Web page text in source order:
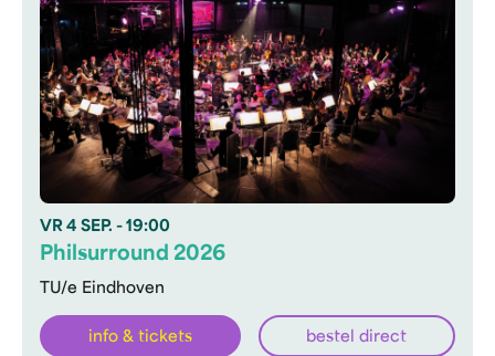
VR 4 SEP. - 19:00
TU/e Eindhoven
Philsurround 2026
info & tickets bestel direct